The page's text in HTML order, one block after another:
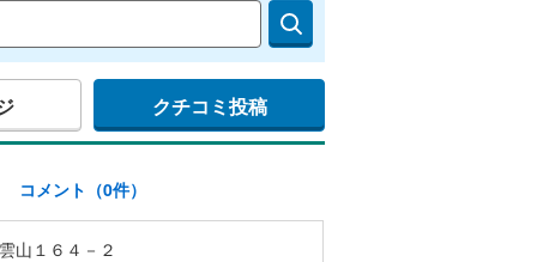
クチコミ投稿
コメント（0件）
山１６４－２